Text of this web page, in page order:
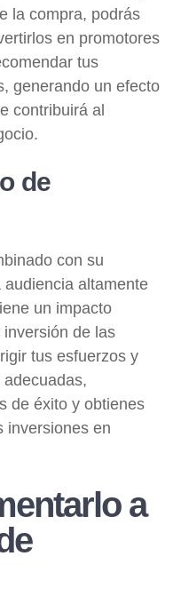
la compra, podrás
en promotores
tus
generando un efecto
contribuirá al
de
con su
altamente
un impacto
de las
tus esfuerzos y
de éxito y obtienes
inversiones en
a